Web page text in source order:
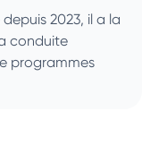
2023, il a la
conduite
programmes